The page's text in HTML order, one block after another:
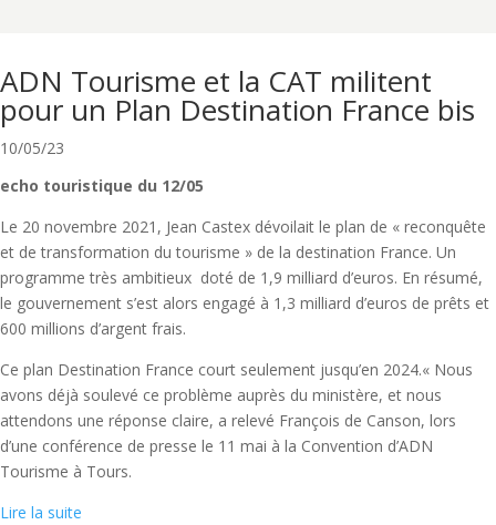
ADN Tourisme et la CAT militent
pour un Plan Destination France bis
10/05/23
echo touristique du 12/05
Le 20 novembre 2021, Jean Castex dévoilait le plan de « reconquête
et de transformation du tourisme » de la destination France. Un
programme très ambitieux doté de 1,9 milliard d’euros. En résumé,
le gouvernement s’est alors engagé à 1,3 milliard d’euros de prêts et
600 millions d’argent frais.
Ce plan Destination France court seulement jusqu’en 2024.« Nous
avons déjà soulevé ce problème auprès du ministère, et nous
attendons une réponse claire, a relevé François de Canson, lors
d’une conférence de presse le 11 mai à la Convention d’ADN
Tourisme à Tours.
Lire la suite